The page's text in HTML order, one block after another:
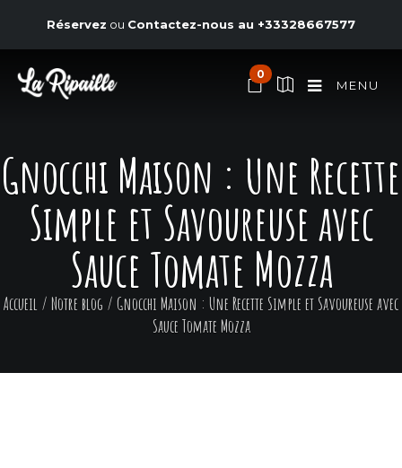
Réservez ou Contactez-nous au +33328667577
0
MENU
Gnocchi Maison : Une Recette
Simple et Savoureuse avec
Sauce Tomate Mozza
Accueil / Notre blog / Gnocchi Maison : Une Recette Simple et Savoureuse avec
Sauce Tomate Mozza